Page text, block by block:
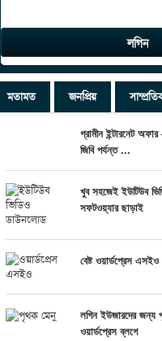
মতামত জনপ্রিয়
গ্রামীন ইন্টারনেট
জিবি পর্যন্ত ...
খুব সহজেই ইউটিউব
সফটওয়্যার ছাড়াই
বেষ্ট ওয়ার্ডপ্রেস
লগিন ইউজারদের জন্য
ওয়ার্ডপ্রেস ব্লগে